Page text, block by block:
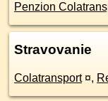
Penzion
Stravovanie
Colatransport ¤,